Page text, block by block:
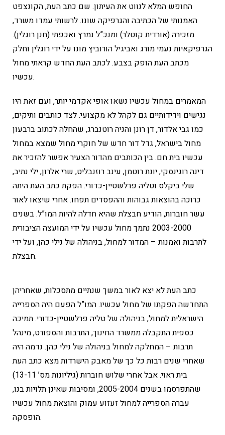
החופש המלא לנווט את העיתון. שם כתב העת, הקונצפט
האמנותי של הכתיבה והגרפיקה שונו. לרשותי עמדו משרד,
מזכירה (אורדית קוטלר) ומנכ”ל נמרץ ואכפתי (חנן רוגלין).
הגרפיקאיות נעמי מורג ואביגיל הורוביץ מונו על ידי רוגלין וחלק
מכתב העת הופק בצבע. לכתב העת החדש קראתי מחול
עכשיו.
המאמרים במחול עכשיו נשאו אופי אקדמי יותר, ועם זאת היו
נגישים וידידותיים גם לקהל לא מקצועי. לצד כותבים ותיקים,
כמו גבי אלדור, דן רונן והניה רוטנברג, שהחלה לכתוב ברבעון
מחול בישראל, גדל דור חדש של חוקרי מחול שמצא במחול
עכשיו בית חם. בין הכותבים מהדור הצעיר אפשר להזכיר את
דינה רוגינסקי, יונת רוטמן, עינב רוזנבליט, שרי אלרון, ילי נתיב,
שלי ביקלס וטליה פרלשטיין-כדורי. הפקת כתב העת היתה
כרוכה בהוצאות גבוהות וההפסדים תפחו. אחרי שיצאו לאור
עשר חוברות, הודיע חבצלת שהיא חדלה להיות המו”ל. בשנים
2003-2000 נתמך מחול עכשיו על ידי המועצה הציבורית
לתרבות ואמנות – המדור למחול, בניהולה של נילי כהן, ועל ידי
חבצלת.
כתב העת לא יצא לאור במשך שנתיים מתסכלות, שאחריהן
התחדשה הפקתו של מחול עכשיו. המו”ל הפעם היה הספרייה
הישראלית למחול, בניהולה של טליה פרלשטיין-כדורי. תמיכה
כספית התקבלה ממשרד החינוך, התרבות והספורט, מינהל
תרבות – המחלקה למחול בניהולה של נילי כהן. נדמה היה
שאחרי שנים רבות כל כך של מאבק הישרדות מצא כתב העת
בית ראוי. אבל אחרי שלוש חוברות (גיליונות מס’ 13-11)
שהתפרסמו בשנים 2005-2004, ומסיבות שאינן תלויות בנו,
עברה הספרייה למחול זעזוע עמוק והוצאת מחול עכשיו
הופסקה.